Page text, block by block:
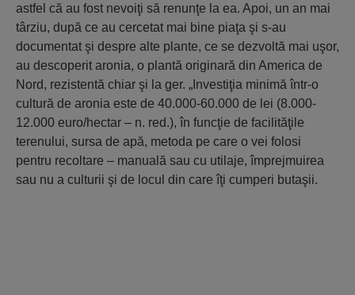
astfel că au fost nevoiţi să renunţe la ea. Apoi, un an mai
târziu, după ce au cercetat mai bine piaţa şi s-au
documentat şi despre alte plante, ce se dezvoltă mai uşor,
au descoperit aronia, o plantă originară din America de
Nord, rezistentă chiar şi la ger. „Investiţia minimă într-o
cultură de aronia este de 40.000-60.000 de lei (8.000-
12.000 euro/hectar – n. red.), în funcţie de facilităţile
terenului, sursa de apă, metoda pe care o vei folosi
pentru recoltare – manuală sau cu utilaje, împrejmuirea
sau nu a culturii şi de locul din care îţi cumperi butaşii.